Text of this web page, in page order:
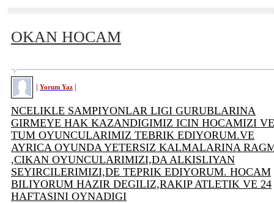
OKAN HOCAM
Yorum Yaz
NCELIKLE SAMPIYONLAR LIGI GURUBLARINA
GIRMEYE HAK KAZANDIGIMIZ ICIN HOCAMIZI VE
TUM OYUNCULARIMIZ TEBRIK EDIYORUM.VE
AYRICA OYUNDA YETERSIZ KALMALARINA
,CIKAN OYUNCULARIMIZI,DA ALKISLIYAN
SEYIRCILERIMIZI,DE TEPRIK EDIYORUM. HOCAM
BILIYORUM HAZIR DEGILIZ,RAKIP ATLETIK VE 24
HAFTASINI OYNADIGI